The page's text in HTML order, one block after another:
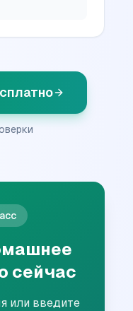
сейчас
или введите